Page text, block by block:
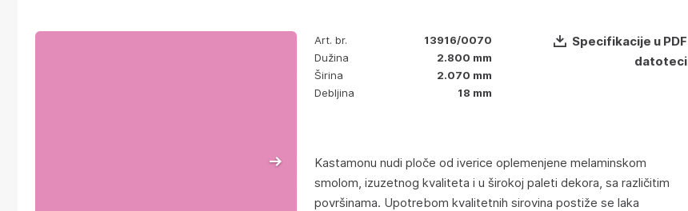
Art. br.
13916/0070
Dužina
2.800 mm
Širina
2.070 mm
Debljina
18 mm
Specifikacije u PDF
datoteci
Kastamonu nudi ploče od iverice oplemenjene melaminskom
smolom, izuzetnog kvaliteta i u širokoj paleti dekora, sa različitim
površinama. Upotrebom kvalitetnih sirovina postiže se laka